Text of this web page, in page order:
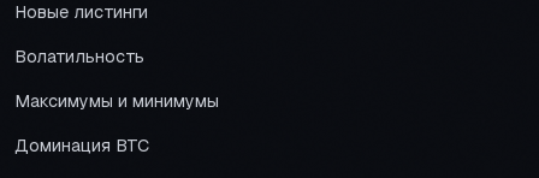
Новые листинги
Волатильность
Максимумы и минимумы
Доминация BTC